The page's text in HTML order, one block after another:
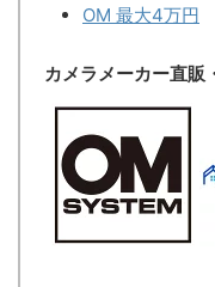
OM 最大4万円
カメラメーカー直販